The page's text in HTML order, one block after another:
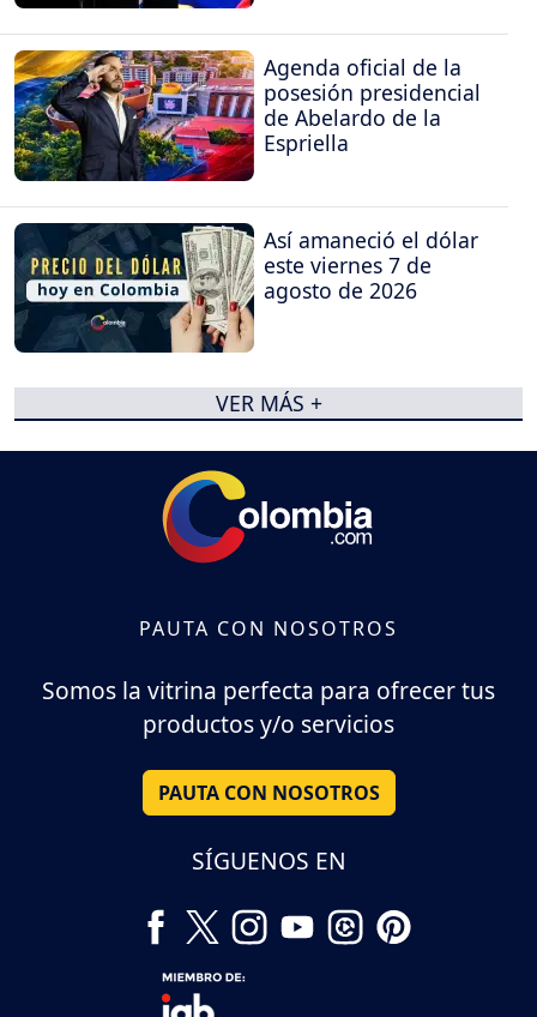
Agenda oficial de la
posesión presidencial
de Abelardo de la
Espriella
Así amaneció el dólar
este viernes 7 de
agosto de 2026
VER MÁS +
PAUTA CON NOSOTROS
Somos la vitrina perfecta para ofrecer tus
productos y/o servicios
PAUTA CON NOSOTROS
SÍGUENOS EN